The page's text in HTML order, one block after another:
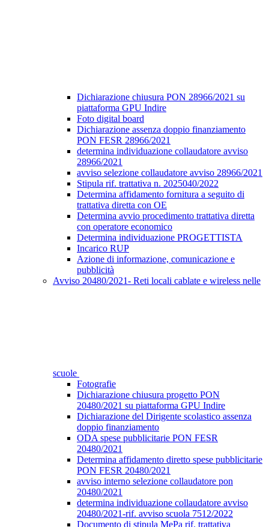
Dichiarazione chiusura PON 28966/2021 su
piattaforma GPU Indire
Foto digital board
Dichiarazione assenza doppio finanziamento
PON FESR 28966/2021
determina individuazione collaudatore avviso
28966/2021
avviso selezione collaudatore avviso 28966/2021
Stipula rif. trattativa n. 2025040/2022
Determina affidamento fornitura a seguito di
trattativa diretta con OE
Determina avvio procedimento trattativa diretta
con operatore economico
Determina individuazione PROGETTISTA
Incarico RUP
Azione di informazione, comunicazione e
pubblicità
Avviso 20480/2021- Reti locali cablate e wireless nelle
scuole
Fotografie
Dichiarazione chiusura progetto PON
20480/2021 su piattaforma GPU Indire
Dichiarazione del Dirigente scolastico assenza
doppio finanziamento
ODA spese pubblicitarie PON FESR
20480/2021
Determina affidamento diretto spese pubblicitarie
PON FESR 20480/2021
avviso interno selezione collaudatore pon
20480/2021
determina individuazione collaudatore avviso
20480/2021-rif. avviso scuola 7512/2022
Documento di stipula MePa rif. trattativa